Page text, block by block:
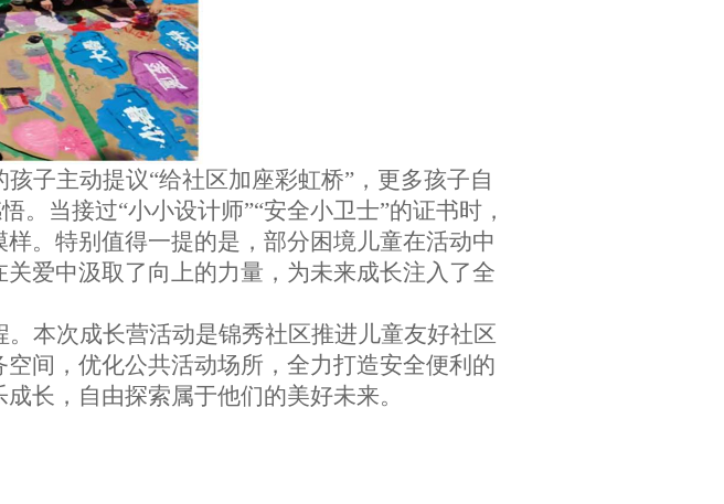
孩子主动提议“给社区加座彩虹桥”，更多孩子自
。当接过“小小设计师”“安全小卫士”的证书时，
。特别值得一提的是，部分困境儿童在活动中
爱中汲取了向上的力量，为未来成长注入了全
本次成长营活动是锦秀社区推进儿童友好社区
间，优化公共活动场所，全力打造安全便利的
长，自由探索属于他们的美好未来。